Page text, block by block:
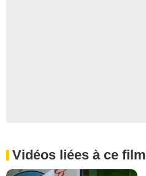
Vidéos liées à ce film